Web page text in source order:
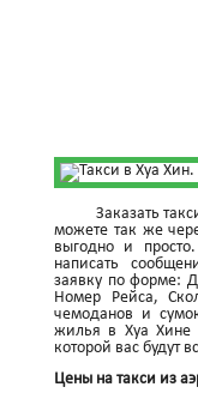
Заказать такси
можете так же
выгодно и
написать
заявку по форме:
Номер Рейса,
чемоданов и
жилья в Хуа
которой вас будут
Цены на такси из